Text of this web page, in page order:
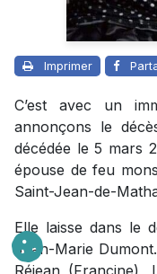
Imprimer
C’est avec un
annonçons le
décédée le 5 mars
épouse de feu
Saint-Jean-de-
Elle laisse dans le
Jean-Marie